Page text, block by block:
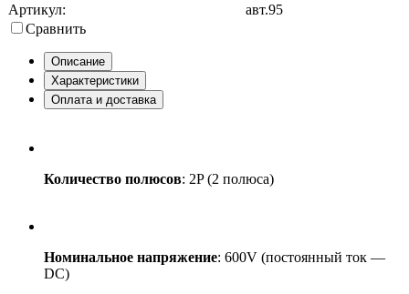
Артикул:
авт.95
Сравнить
Описание
Характеристики
Оплата и доставка
Количество полюсов: 2P (2 полюса)
Номинальное напряжение: 600V (постоянный ток —
DC)